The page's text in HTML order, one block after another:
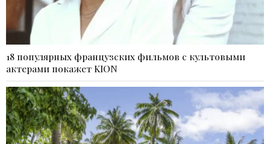
18 популярных французских фильмов с культовыми
актерами покажет KION